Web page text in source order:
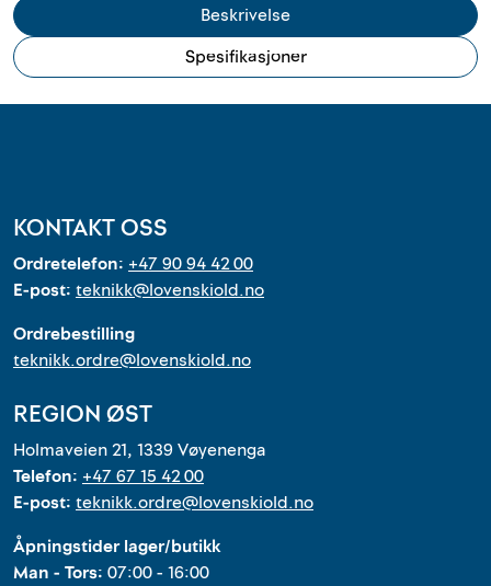
Beskrivelse
Spesifikasjoner
KONTAKT OSS
Ordretelefon: +47 90 94 42 00
E-post: teknikk@lovenskiold.no
Ordrebestilling
teknikk.ordre@lovenskiold.no
REGION ØST
Holmaveien 21, 1339 Vøyenenga
Telefon: +47 67 15 42 00
E-post: teknikk.ordre@lovenskiold.no
Åpningstider lager/butikk
Man - Tors: 07:00 - 16:00